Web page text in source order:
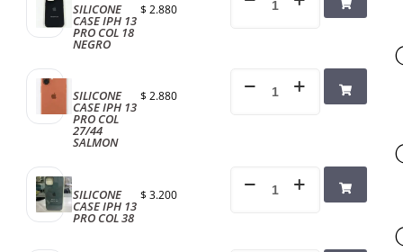
SILICONE
CASE IPH 13
PRO COL 18
NEGRO
$ 2.880
SILICONE
CASE IPH 13
PRO COL
27/44
SALMON
$ 2.880
SILICONE
CASE IPH 13
PRO COL 38
$ 3.200